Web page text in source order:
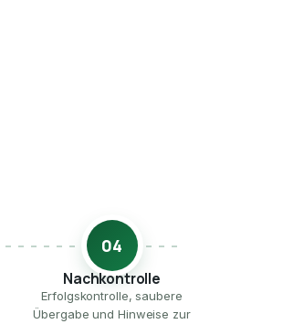
04
Nachkontrolle
Erfolgskontrolle, saubere
Übergabe und Hinweise zur